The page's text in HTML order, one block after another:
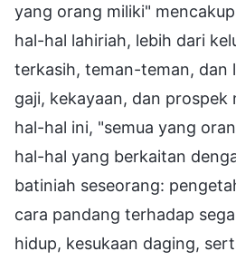
yang orang miliki"
hal-hal lahiriah, lebih dari
terkasih, teman-teman, dan
gaji, kekayaan, dan prospek
hal-hal ini, "semua yang
hal-hal yang berkaitan
batiniah seseorang:
cara pandang terhadap
hidup, kesukaan daging,